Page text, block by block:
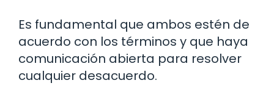
Es fundamental que ambos estén de
acuerdo con los términos y que haya
comunicación abierta para resolver
cualquier desacuerdo.